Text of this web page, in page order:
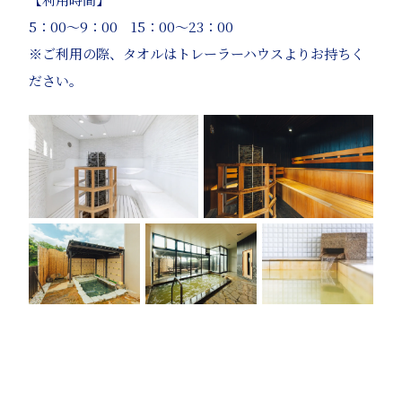
5：00～9：00 15：00～23：00
※ご利用の際、タオルはトレーラーハウスよりお持ちく
ださい。